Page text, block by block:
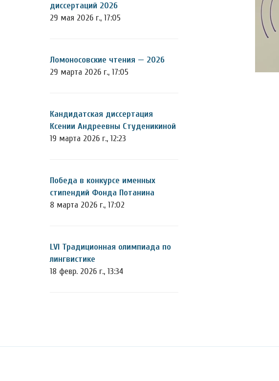
диссертаций 2026
29 мая 2026 г., 17:05
Ломоносовские чтения — 2026
29 марта 2026 г., 17:05
Кандидатская диссертация
Ксении Андреевны Студеникиной
19 марта 2026 г., 12:23
Победа в конкурсе именных
стипендий Фонда Потанина
8 марта 2026 г., 17:02
LVI Традиционная олимпиада по
лингвистике
18 февр. 2026 г., 13:34